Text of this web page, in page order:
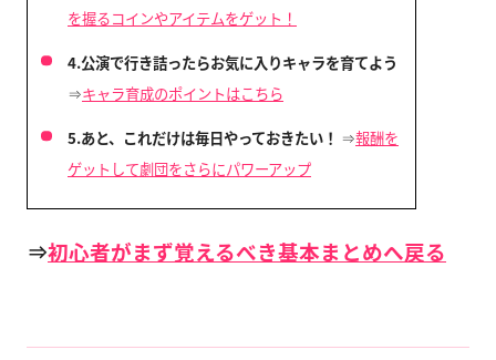
を握るコインやアイテムをゲット！
4.公演で行き詰ったらお気に入りキャラを育てよう
⇒キャラ育成のポイントはこちら
5.あと、これだけは毎日やっておきたい！ ⇒報酬を
ゲットして劇団をさらにパワーアップ
⇒初心者がまず覚えるべき基本まとめへ戻る